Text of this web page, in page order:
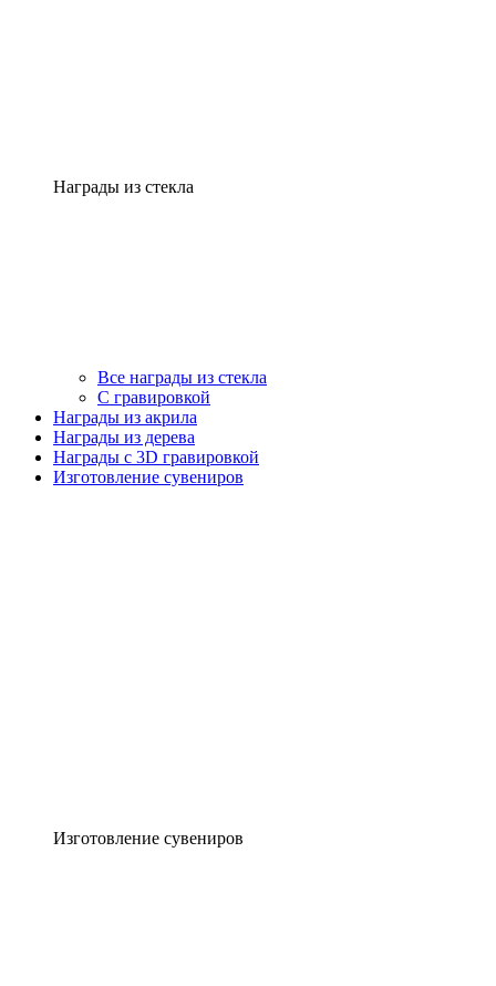
Награды из стекла
Все награды из стекла
С гравировкой
Награды из акрила
Награды из дерева
Награды с 3D гравировкой
Изготовление сувениров
Изготовление сувениров